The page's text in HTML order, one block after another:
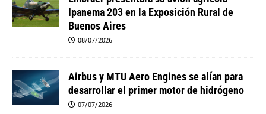
Ipanema 203 en la Exposición Rural de
Buenos Aires
08/07/2026
Airbus y MTU Aero Engines se alían para
desarrollar el primer motor de hidrógeno
07/07/2026